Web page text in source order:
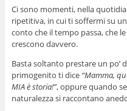
Ci sono momenti, nella
ripetitiva, in cui ti soffermi su
conto che il tempo passa, che
crescono davvero.
Basta soltanto prestare un po’
primogenito ti dice “Mamma,
MIA è storia!”, oppure quando
naturalezza si raccontano